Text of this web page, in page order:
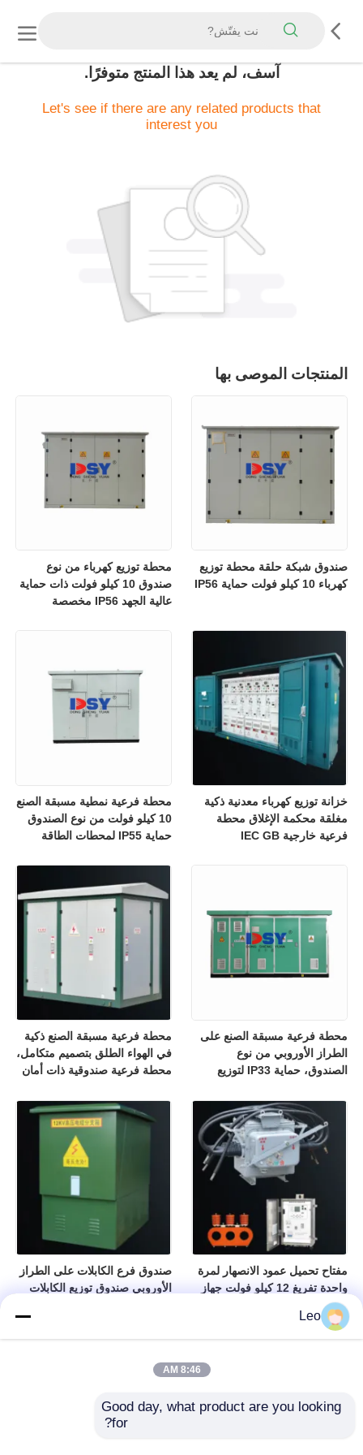
آسف، لم يعد هذا المنتج متوفرًا.
Let's see if there are any related products that
interest you
المنتجات الموصى بها
محطة توزيع كهرباء من نوع
صندوق 10 كيلو فولت ذات حماية
عالية الجهد IP56 مخصصة
صندوق شبكة حلقة محطة توزيع
كهرباء 10 كيلو فولت حماية IP56
محطة فرعية نمطية مسبقة الصنع
10 كيلو فولت من نوع الصندوق
حماية IP55 لمحطات الطاقة
خزانة توزيع كهرباء معدنية ذكية
مغلقة محكمة الإغلاق محطة
فرعية خارجية IEC GB
محطة فرعية مسبقة الصنع ذكية
في الهواء الطلق بتصميم متكامل،
محطة فرعية صندوقية ذات أمان
محطة فرعية مسبقة الصنع على
الطراز الأوروبي من نوع
الصندوق، حماية IP33 لتوزيع
صندوق فرع الكابلات على الطراز
الأوروبي صندوق توزيع الكابلات
مفتاح تحميل عمود الانصهار لمرة
واحدة تفريغ 12 كيلو فولت جهاز
تبديل الجهد المتوسط
Leo
8:46 AM
Good day, what product are you looking
for?